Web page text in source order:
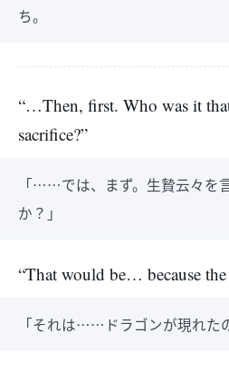
ち。
“…Then, first. Who was it
sacrifice?”
「……では、まず。生贄云々を
か？」
“That would be… because the
「それは……ドラゴンが現れた